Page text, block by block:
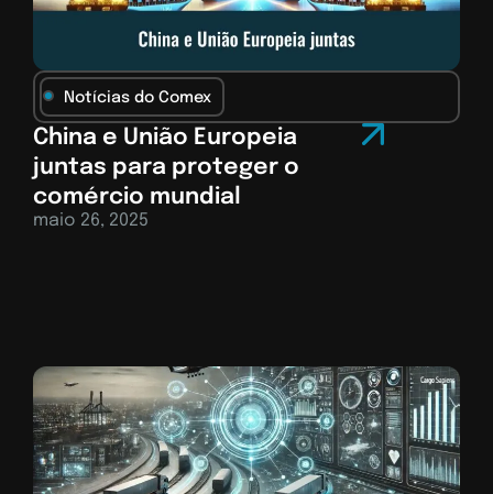
Notícias do Comex
China e União Europeia
juntas para proteger o
comércio mundial
maio 26, 2025